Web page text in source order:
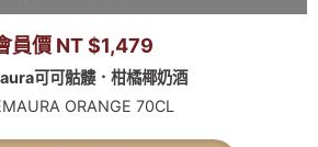
員價 NT $1,479
可可骷髏．柑橘椰奶酒
ORANGE 70CL